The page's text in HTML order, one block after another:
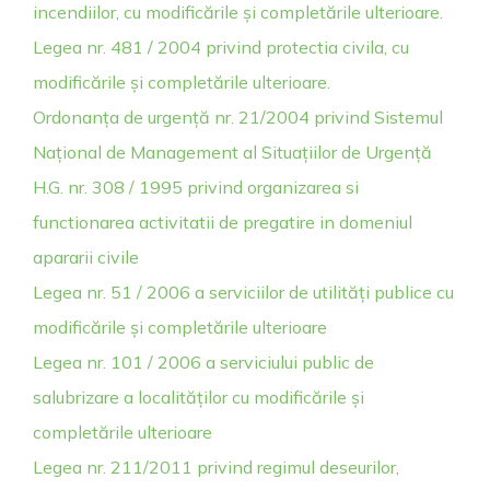
incendiilor, cu modificările și completările ulterioare.
Legea nr. 481 / 2004 privind protectia civila, cu
modificările și completările ulterioare.
Ordonanța de urgență nr. 21/2004 privind Sistemul
Național de Management al Situațiilor de Urgență
H.G. nr. 308 / 1995 privind organizarea si
functionarea activitatii de pregatire in domeniul
apararii civile
Legea nr. 51 / 2006 a serviciilor de utilități publice cu
modificările și completările ulterioare
Legea nr. 101 / 2006 a serviciului public de
salubrizare a localităților cu modificările și
completările ulterioare
Legea nr. 211/2011 privind regimul deseurilor,